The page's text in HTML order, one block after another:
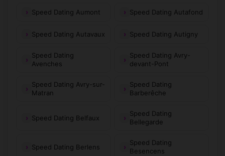
Speed Dating Aumont Speed Dating Autafond
Speed Dating Autavaux Speed Dating Autigny
Speed Dating
Avenches
Speed Dating Avry-
devant-Pont
Speed Dating Avry-sur-
Matran
Speed Dating
Barberêche
Speed Dating Belfaux
Speed Dating
Bellegarde
Speed Dating Berlens
Speed Dating
Besencens